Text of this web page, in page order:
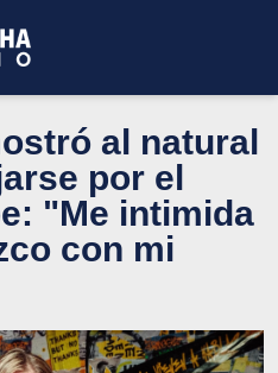
al natural
por el
"Me intimida
con mi